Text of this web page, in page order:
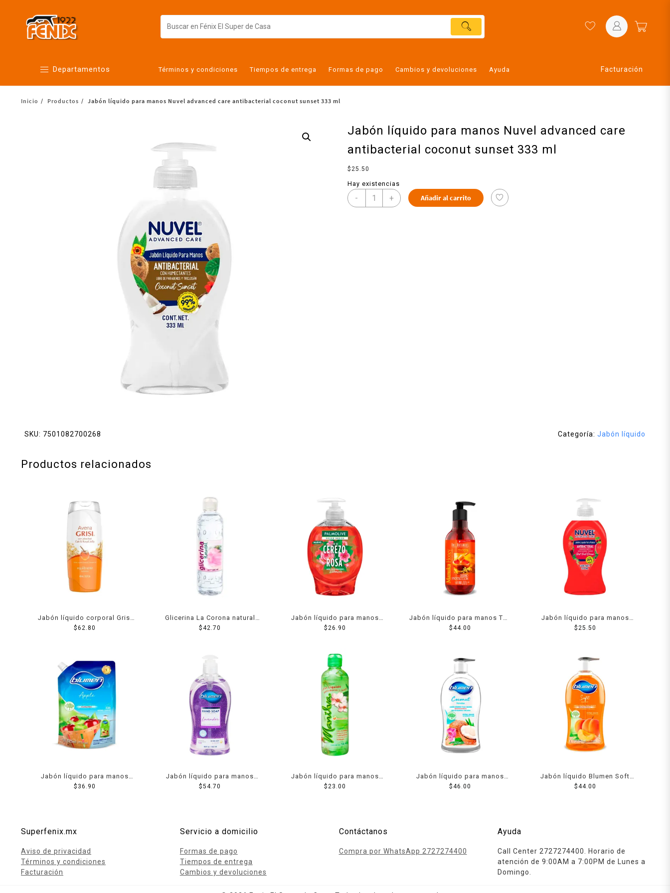
Departamentos
Alimentos
Términos y condiciones Tiempos de entrega Formas de pago Cambios y devoluciones Ayuda Facturación
Inicio Productos Jabón líquido para manos Nuvel advanced care antibacterial coconut sunset 333 ml
Jabón líquido para manos Nuvel advanced care
antibacterial coconut sunset 333 ml
$ 25.50
Hay existencias
- + Añadir al carrito
SKU: 7501082700268 Categoría: Jabón líquido
Productos relacionados
Jabón líquido corporal Grisi
avena con jalea real
$62.80
Glicerina La Corona natural
500 ml
$42.70
Jabón líquido para manos
Palmolive decor series flor de
$26.90
Jabón líquido para manos The
Botanist dermo protection
$44.00
Jabón líquido para manos
Nuvel advanced care
$25.50
Jabón líquido para manos
Blumen apple cocktail 525 ml
$ 36.90
Jabón líquido para manos
Blumen lavender 532 ml
$54.70
Jabón líquido para manos
Manilva 500 ml
$ 23.00
Jabón líquido para manos
Blumen coconut paradise 525
$46.00
Jabón líquido Blumen Soft
Apricot para manos 525 ml
$44.00
Superfenix.mx
Aviso de privacidad
Términos y condiciones
Facturación
Servicio a domicilio
Formas de pago
Tiempos de entrega
Cambios y devoluciones
Contáctanos
Compra por WhatsApp 2727274400
Ayuda
Call Center 2727274400. Horario de
atención de 9:00AM a 7:00PM de Lunes a
Domingo.